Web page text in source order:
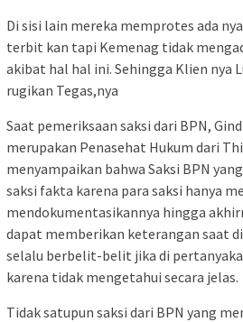
Di sisi lain mereka memprotes ada
terbit kan tapi Kemenag tidak
akibat hal hal ini. Sehingga Klien nya
rugikan Tegas,nya
Saat pemeriksaan saksi dari BPN,
merupakan Penasehat Hukum dari
menyampaikan bahwa Saksi BPN
saksi fakta karena para saksi hanya
mendokumentasikannya hingga
dapat memberikan keterangan saat
selalu berbelit-belit jika di
karena tidak mengetahui secara jelas.
Tidak satupun saksi dari BPN yang